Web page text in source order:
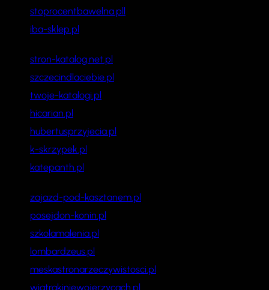
stoprocentbawelna.pll
iba-sklep.pl
stron-katalog.net.pl
szczecindlaciebie.pl
twoje-katalogi.pl
hicarian.pl
hubertusprzyjecia.pl
k-skrzypek.pl
katepanth.pl
zajazd-pod-kasztanem.pl
posejdon-konin.pl
szkolamalenia.pl
lombardzeus.pl
meskastronarzeczywistosci.pl
wiatrakiniewojerzycach.pl